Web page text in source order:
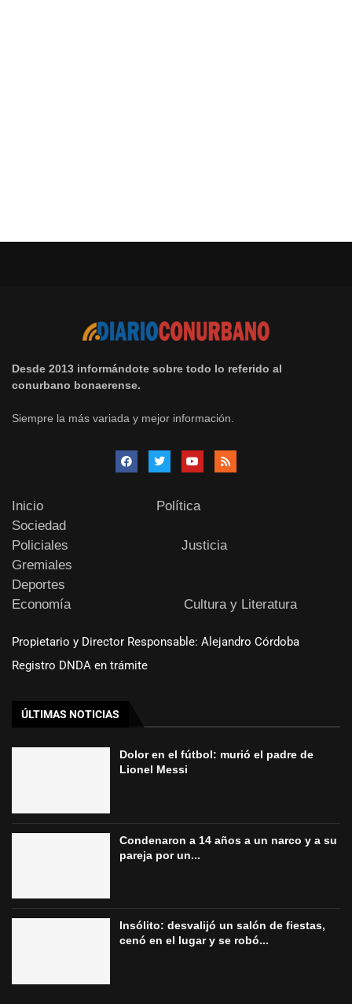
Desde 2013 informándote sobre todo lo referido al
conurbano bonaerense.
Siempre la más variada y mejor información.
Inicio
Política
Sociedad
Policiales
Justicia
Gremiales
Deportes
Economía
Cultura y Literatura
Propietario y Director Responsable: Alejandro Córdoba
Registro DNDA en trámite
ÚLTIMAS NOTICIAS
Dolor en el fútbol: murió el padre de
Lionel Messi
Condenaron a 14 años a un narco y a su
pareja por un...
Insólito: desvalijó un salón de fiestas,
cenó en el lugar y se robó...